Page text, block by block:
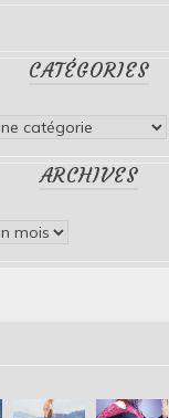
CATÉGORIES
ARCHIVES